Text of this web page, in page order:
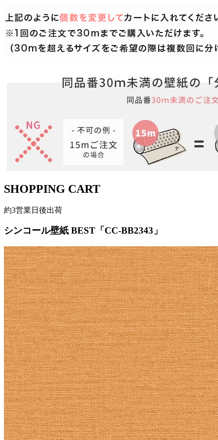
SHOPPING CART
約3営業日後出荷
シンコール壁紙 BEST「CC-BB2343」